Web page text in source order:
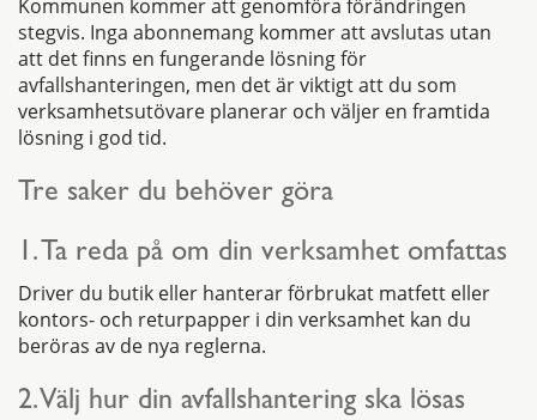
Kommunen kommer att genomföra förändringen
stegvis. Inga abonnemang kommer att avslutas utan
att det finns en fungerande lösning för
avfallshanteringen, men det är viktigt att du som
verksamhetsutövare planerar och väljer en framtida
lösning i god tid.
Tre saker du behöver göra
1. Ta reda på om din verksamhet omfattas
Driver du butik eller hanterar förbrukat matfett eller
kontors- och returpapper i din verksamhet kan du
beröras av de nya reglerna.
2. Välj hur din avfallshantering ska lösas